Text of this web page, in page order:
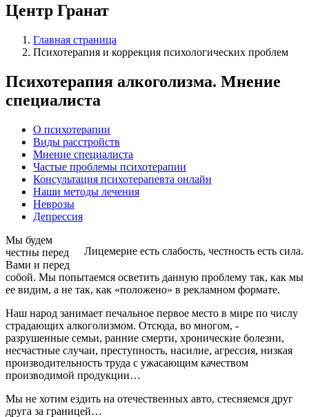
Центр Гранат
Главная страница
Психотерапия и коррекция психологических проблем
Психотерапия алкоголизма. Мнение
специалиста
О психотерапии
Виды расстройств
Мнение специалиста
Частые проблемы психотерапии
Консультация психотерапевта онлайн
Наши методы лечения
Неврозы
Депрессия
Лицемерие есть слабость, честность есть сила.
Мы будем
честны перед
Вами и перед
собой. Мы попытаемся осветить данную проблему так, как мы
ее видим, а не так, как «положено» в рекламном формате.
Наш народ занимает печальное первое место в мире по числу
страдающих алкоголизмом. Отсюда, во многом, -
разрушенные семьи, ранние смерти, хронические болезни,
несчастные случаи, преступность, насилие, агрессия, низкая
производительность труда с ужасающим качеством
производимой продукции…
Мы не хотим ездить на отечественных авто, стесняемся друг
друга за границей…